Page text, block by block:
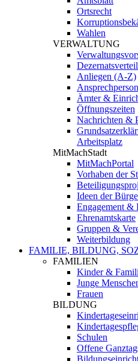
Ortsrecht
Wahlen
VERWALTUNG
Anliegen (A-Z)
Ämter &
Öffnungszeiten
Nachrichten &
Arbeitsplatz
MitMachStadt
MitMachPortal
Vorhaben der
Ideen der
Engagement &
Ehrenamtskarte
Gruppen &
Weiterbildung
FAMILIE, BILDUNG,
FAMILIEN
Kinder &
Junge
Frauen
BILDUNG
Schulen
Offene